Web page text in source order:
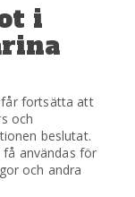
i
får fortsätta att
och
beslutat.
användas för
och andra